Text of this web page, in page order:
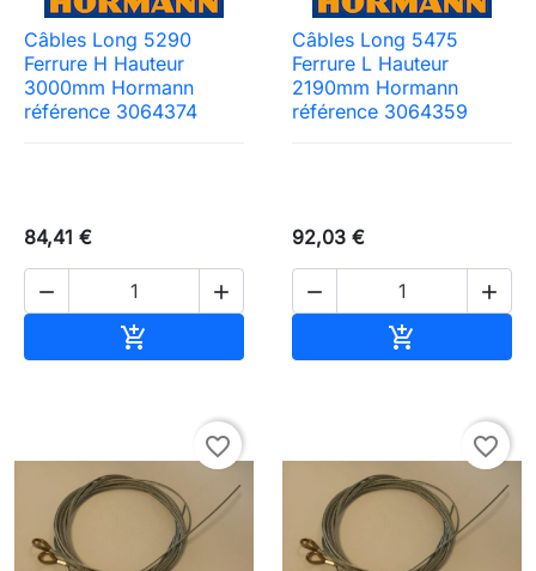
Câbles Long 5290
Ferrure H Hauteur
3000mm Hormann
référence 3064374
84,41 €
 

Câbles Long 5475
Ferrure L Hauteur
2190mm Hormann
référence 3064359
92,03 €
 

favorite_border favorite_border